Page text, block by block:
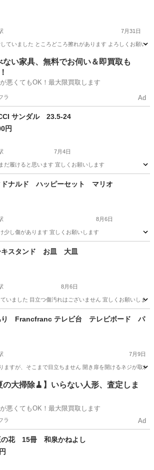
7月31日
ていました ところどころ擦れがあります よろしくお願いし
賀駅 家庭用品
ない家具、無料でお伺い＆即買取も
悪くてもOK！最大限買取します
ラ Ad
サンダル 23.5-24
円
7月4日
だ履けると思います 宜しくお願いします
用賀駅 靴
ドナルド ハッピーセット マリオ
8月6日
少し傷があります 宜しくお願いします
用賀駅 おもちゃ
キスタンド お皿 大皿
8月6日
いました 目立つ傷汚れはございません 宜しくお願いします
用賀駅
り Francfranc テレビ台 テレビボード パ
7月9日
ますが、そこまで目立ちません 開き扉を開けるネジが取
賀駅 収納家具 Francfranc
の大掃除🧹】いらない人形、査定しま
悪くてもOK！最大限買取します
ラ Ad
の花 15冊 和泉かねよし